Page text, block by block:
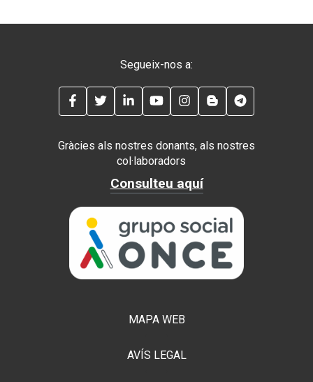
Segueix-nos a:
FACEBOOKTWITTERLINKEDINYOUTUBEINSTAGRAM
BLOG
Gràcies als nostres donants, als nostres
col·laboradors
Consulteu aquí
MAPA WEB
AVÍS LEGAL